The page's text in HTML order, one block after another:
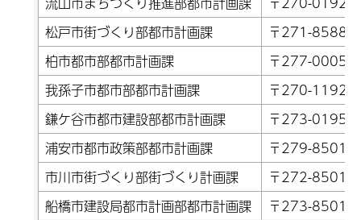
松戸市街づくり部都市計画課
〒271-8588
柏市都市部都市計画課
〒277-0005
我孫子市都市部都市計画課
〒270-1192
鎌ケ谷市都市建設部都市計画課
〒273-0195
浦安市都市政策部都市計画課
〒279-8501
市川市街づくり部街づくり計画課
〒272-8501
船橋市建設局都市計画部都市計画課
〒273-8501